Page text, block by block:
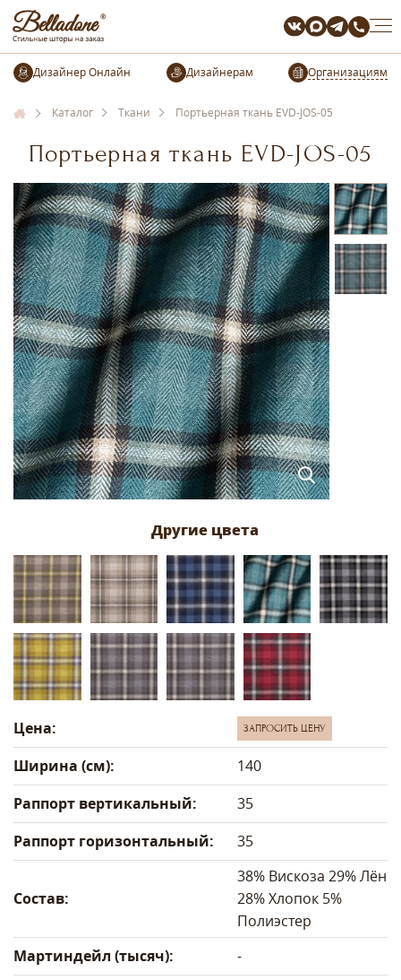
Организациям
Каталог Ткани Портьерная ткань EVD-JOS-05
Портьерная ткань EVD-JOS-05
Цена: ЗАПРОСИТЬ ЦЕНУ
Ширина (см):
140
Раппорт вертикальный:
35
Раппорт горизонтальный:
35
Состав:
38% Вискоза 29% Лён
28% Хлопок 5%
Полиэстер
Мартиндейл (тысяч):
-